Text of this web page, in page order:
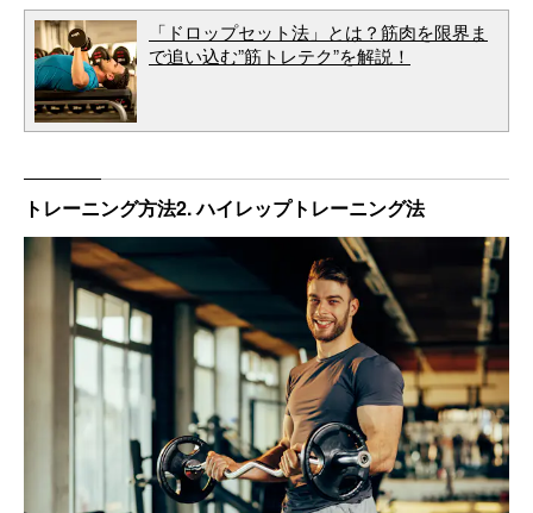
「ドロップセット法」とは？筋肉を限界ま
で追い込む”筋トレテク”を解説！
トレーニング方法2. ハイレップトレーニング法